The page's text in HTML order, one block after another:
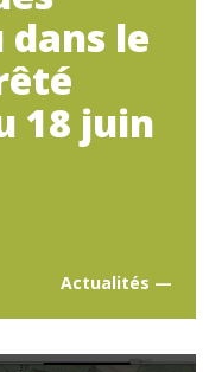
dans le
18 juin
Actualités —